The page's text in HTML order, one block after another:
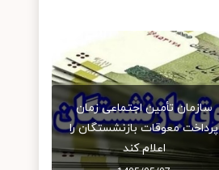
سازمان تأمین اجتماعی زمان
پرداخت معوقات بازنشستگان را
اعلام کند